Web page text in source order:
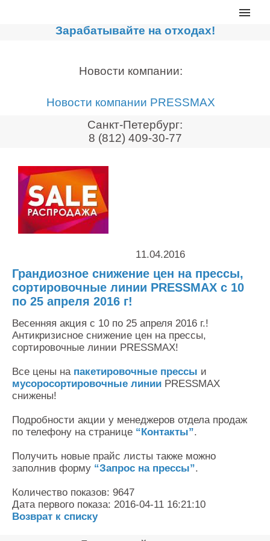
Главная
Сортировочные линии
Дробильное оборудование
Компакторы, контейнеры
Видео
Лизинг
Новости компании
Мировые новости
Контакты
Оставить заявку
Зарабатывайте на отходах!
Новости компании:
Новости компании PRESSMAX
Санкт-Петербург:
8 (812) 409-30-77
11.04.2016
Грандиозное снижение цен на прессы,
сортировочные линии PRESSMAX с 10
по 25 апреля 2016 г!
Весенняя акция с 10 по 25 апреля 2016 г.!
Антикризисное снижение цен на прессы,
сортировочные линии PRESSMAX!
Все цены на пакетировочные прессы и
мусоросортировочные линии PRESSMAX
снижены!
Подробности акции у менеджеров отдела продаж
по телефону на странице “Контакты”.
Получить новые прайс листы также можно
заполнив форму “Запрос на прессы”.
Количество показов: 9647
Дата первого показа: 2016-04-11 16:21:10
Возврат к списку